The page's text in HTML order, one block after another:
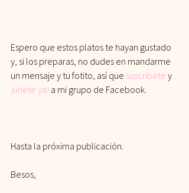
Espero que estos platos te hayan gustado
y, si los preparas, no dudes en mandarme
un mensaje y tu fotito, así que suscríbete y
¡únete ya! a mi grupo de Facebook.
Hasta la próxima publicación.
Besos,